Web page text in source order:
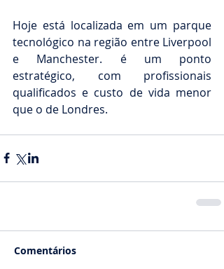
Hoje está localizada em um parque
tecnológico na região entre Liverpool
e Manchester. é um ponto
estratégico, com profissionais
qualificados e custo de vida menor
que o de Londres.
Comentários